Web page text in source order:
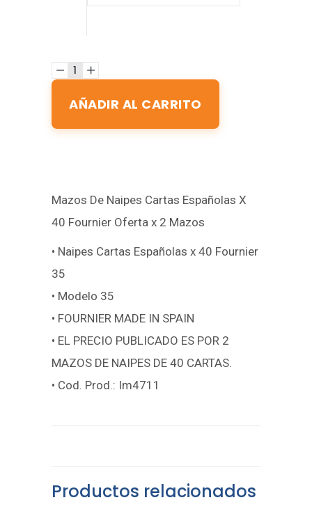
AÑADIR AL CARRITO
Mazos De Naipes Cartas Españolas X
40 Fournier Oferta x 2 Mazos
• Naipes Cartas Españolas x 40 Fournier
35
• Modelo 35
• FOURNIER MADE IN SPAIN
• EL PRECIO PUBLICADO ES POR 2
MAZOS DE NAIPES DE 40 CARTAS.
• Cod. Prod.: Im4711
Productos relacionados